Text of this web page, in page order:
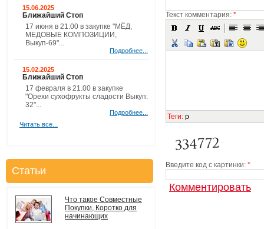
Текст комментария: *
Теги: p
Введите код с картинки: *
15.06.2025
Ближайший Стоп
17 июня в 21.00 в закупке "МЁД,
МЕДОВЫЕ КОМПОЗИЦИИ,
Выкуп-69"...
Подробнее...
15.02.2025
Ближайший Стоп
17 февраля в 21.00 в закупке
"Орехи сухофрукты сладости Выкуп:
32"...
Подробнее...
Читать все...
Статьи
Что такое Совместные
Покупки, Коротко для
начинающих